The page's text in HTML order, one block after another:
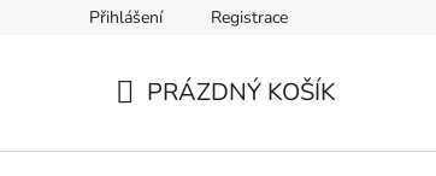
Přihlášení Registrace
PRÁZDNÝ KOŠÍK